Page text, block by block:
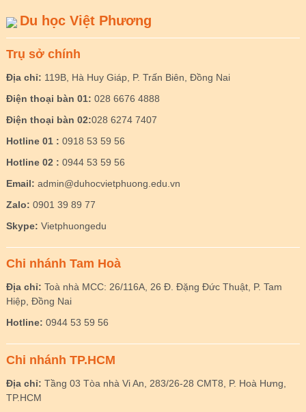
Du học Việt Phương
Trụ sở chính
Địa chỉ: 119B, Hà Huy Giáp, P. Trấn Biên, Đồng Nai
Điện thoại bàn 01: 028 6676 4888
Điện thoại bàn 02:028 6274 7407
Hotline 01 : 0918 53 59 56
Hotline 02 : 0944 53 59 56
Email: admin@duhocvietphuong.edu.vn
Zalo: 0901 39 89 77
Skype: Vietphuongedu
Chi nhánh Tam Hoà
Địa chỉ: Toà nhà MCC: 26/116A, 26 Đ. Đặng Đức Thuật, P. Tam
Hiệp, Đồng Nai
Hotline: 0944 53 59 56
Chi nhánh TP.HCM
Địa chỉ: Tầng 03 Tòa nhà Vi An, 283/26-28 CMT8, P. Hoà Hưng,
TP.HCM